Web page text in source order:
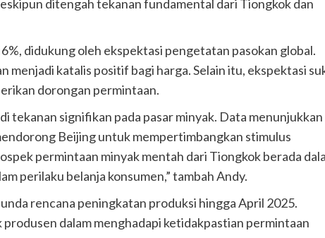
ditengah tekanan fundamental dari Tiongkok dan
didukung oleh ekspektasi pengetatan pasokan global.
menjadi katalis positif bagi harga. Selain itu, ekspektasi
dorongan permintaan.
tekanan signifikan pada pasar minyak. Data menunjukkan
Beijing untuk mempertimbangkan stimulus
permintaan minyak mentah dari Tiongkok berada
perilaku belanja konsumen,” tambah Andy.
rencana peningkatan produksi hingga April 2025.
dalam menghadapi ketidakpastian permintaan